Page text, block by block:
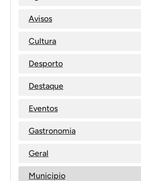
Avisos
Cultura
Desporto
Destaque
Eventos
Gastronomia
Geral
Municipio